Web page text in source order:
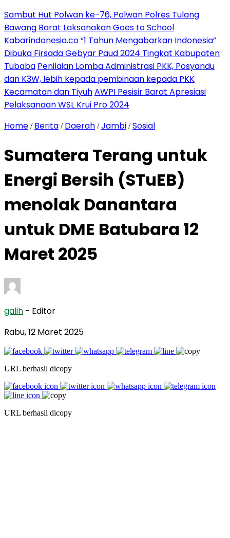
Sambut Hut Polwan ke-76, Polwan Polres Tulang
Bawang Barat Laksanakan Goes to School
Kabarindonesia.co “1 Tahun Mengabarkan Indonesia”
Dibuka Firsada Gebyar Paud 2024 Tingkat Kabupaten
Tubaba Penilaian Lomba Administrasi PKK, Posyandu
dan K3W, lebih kepada pembinaan kepada PKK
Kecamatan dan TiyuhAWPI Pesisir Barat Apresiasi
Pelaksanaan WSL Krui Pro 2024
Home / Berita / Daerah /Jambi /Sosial
Sumatera Terang untuk
Energi Bersih (STuEB)
menolak Danantara
untuk DME Batubara 12
Maret 2025
galih - Editor
Rabu, 12 Maret 2025
URL berhasil dicopy
URL berhasil dicopy